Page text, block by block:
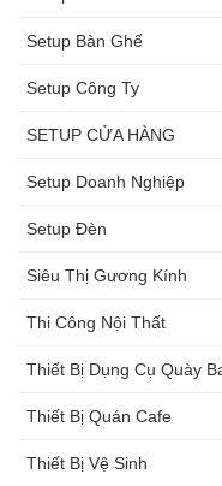
Setup Bàn Ghế
Setup Công Ty
SETUP CỬA HÀNG
Setup Doanh Nghiệp
Setup Đèn
Siêu Thị Gương Kính
Thi Công Nội Thất
Thiết Bị Dụng Cụ Quày
Thiết Bị Quán Cafe
Thiết Bị Vệ Sinh